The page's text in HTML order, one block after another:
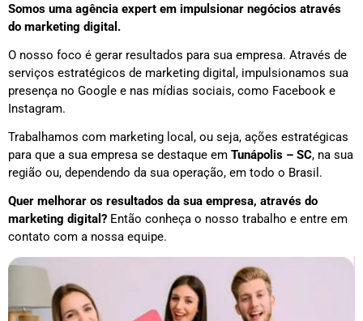
Somos uma agência expert em impulsionar negócios através
do marketing digital.
O nosso foco é gerar resultados para sua empresa. Através de
serviços estratégicos de marketing digital, impulsionamos sua
presença no Google e nas mídias sociais, como Facebook e
Instagram.
Trabalhamos com marketing local, ou seja, ações estratégicas
para que a sua empresa se destaque em Tunápolis – SC, na sua
região ou, dependendo da sua operação, em todo o Brasil.
Quer melhorar os resultados da sua empresa, através do
marketing digital? Então conheça o nosso trabalho e entre em
contato com a nossa equipe.